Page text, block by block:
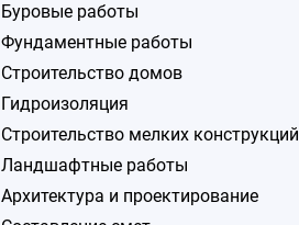
Буровые работы
Фундаментные работы
Строительство домов
Гидроизоляция
Строительство мелких конструкций
Ландшафтные работы
Архитектура и проектирование